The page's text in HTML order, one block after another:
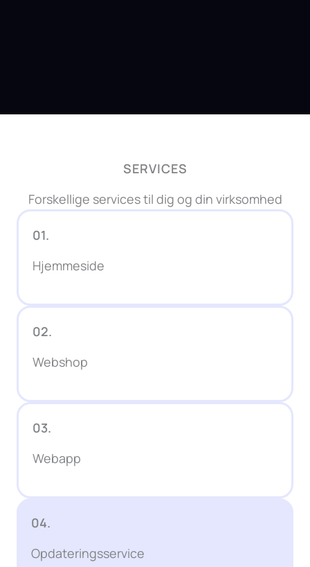
SERVICES
Forskellige services til dig og din virksomhed
01.
Hjemmeside
02.
Webshop
03.
Webapp
04.
Opdateringsservice